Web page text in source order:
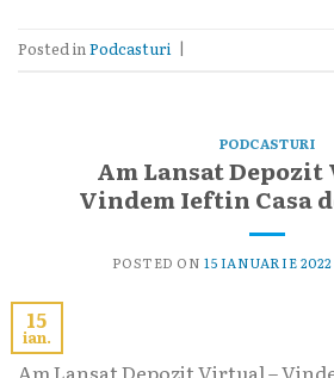
Posted inPodcasturi |
PODCASTURI
Am Lansat
Vindem Ieftin Casa
POSTED ON 15 IANUARIE 2022
15
ian.